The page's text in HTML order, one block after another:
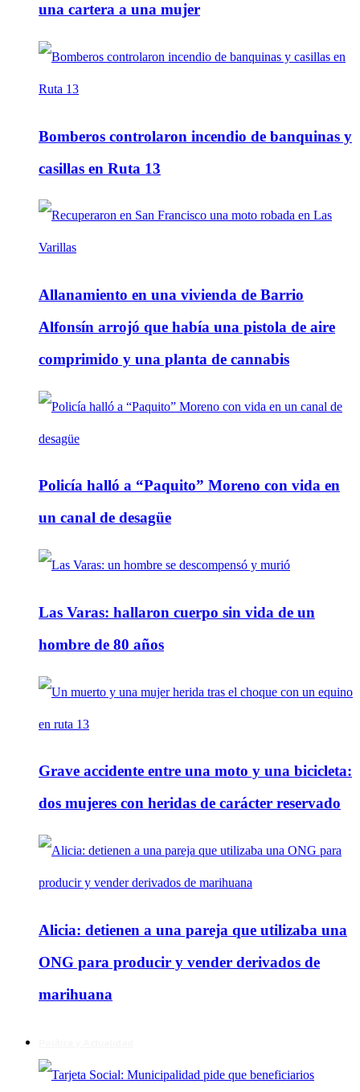
una cartera a una mujer
Bomberos controlaron incendio de banquinas y
casillas en Ruta 13
Allanamiento en una vivienda de Barrio
Alfonsín arrojó que había una pistola de aire
comprimido y una planta de cannabis
Policía halló a “Paquito” Moreno con vida en
un canal de desagüe
Las Varas: hallaron cuerpo sin vida de un
hombre de 80 años
Grave accidente entre una moto y una bicicleta:
dos mujeres con heridas de carácter reservado
Alicia: detienen a una pareja que utilizaba una
ONG para producir y vender derivados de
marihuana